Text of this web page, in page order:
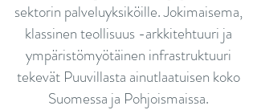
sektorin palveluyksiköille. Jokimaisema,
klassinen teollisuus -arkkitehtuuri ja
ympäristömyötäinen infrastruktuuri
tekevät Puuvillasta ainutlaatuisen koko
Suomessa ja Pohjoismaissa.